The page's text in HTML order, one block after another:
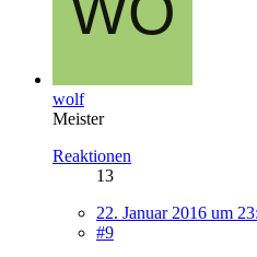
wolf
Meister
Reaktionen
13
22. Januar 2016 um
#9